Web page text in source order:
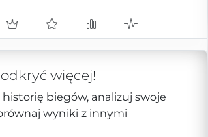
odkryć więcej!
historię biegów, analizuj swoje
wyniki z innymi